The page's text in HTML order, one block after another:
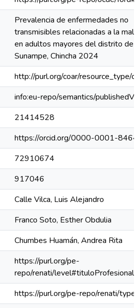
Prevalencia de enfermedades no
transmisibles relacionadas a la
en adultos mayores del distrito de
Sunampe, Chincha 2024
http://purl.org/coar/resource_type/
info:eu-repo/semantics/
21414528
https://orcid.org/0000-0001-
72910674
917046
Calle Vilca, Luis Alejandro
Franco Soto, Esther Obdulia
Chumbes Huamán, Andrea Rita
https://purl.org/pe-
repo/renati/level#tituloProfesional
https://purl.org/pe-repo/renati/